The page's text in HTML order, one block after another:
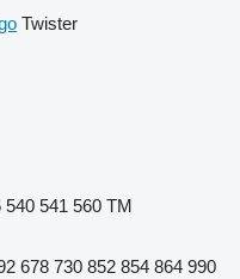
Twister
540 541 560 TM
678 730 852 854 864 990